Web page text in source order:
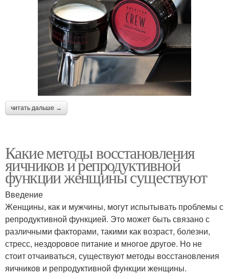
читать дальше →
Какие методы восстановления
яичников и репродуктивной
функции женщины существуют
Введение
Женщины, как и мужчины, могут испытывать проблемы с
репродуктивной функцией. Это может быть связано с
различными факторами, такими как возраст, болезни,
стресс, нездоровое питание и многое другое. Но не
стоит отчаиваться, существуют методы восстановления
яичников и репродуктивной функции женщины.